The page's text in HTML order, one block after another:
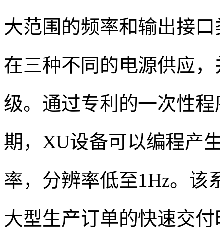
大范围的频率和输出接
在三种不同的电源供应
级。通过专利的一次性
期，XU设备可以编程产
率，分辨率低至1Hz。该
大型生产订单的快速交付